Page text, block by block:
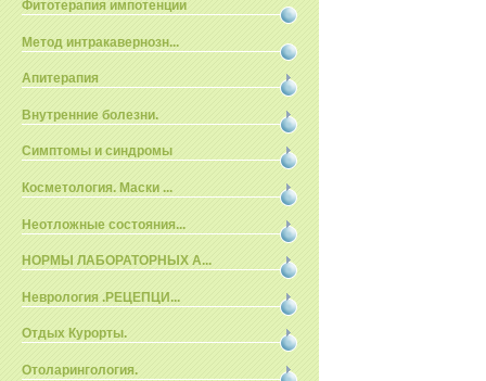
Фитотерапия импотенции
Метод интракавернозн...
Апитерапия
Внутренние болезни.
Симптомы и синдромы
Косметология. Маски ...
Неотложные состояния...
НОРМЫ ЛАБОРАТОРНЫХ А...
Неврология .РЕЦЕПЦИ...
Отдых Курорты.
Отоларингология.